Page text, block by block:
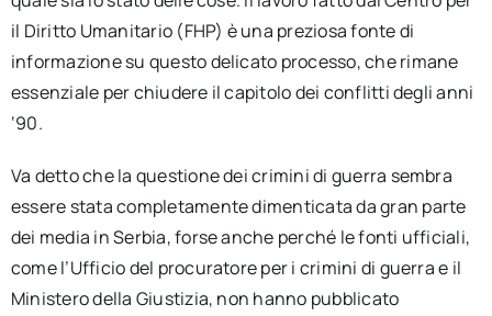
il Diritto Umanitario (FHP) è una preziosa fonte di
informazione su questo delicato processo, che rimane
essenziale per chiudere il capitolo dei conflitti degli anni
‘90.
Va detto che la questione dei crimini di guerra sembra
essere stata completamente dimenticata da gran parte
dei media in Serbia, forse anche perché le fonti ufficiali,
come l’Ufficio del procuratore per i crimini di guerra e il
Ministero della Giustizia, non hanno pubblicato